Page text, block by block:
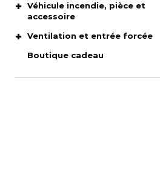
Véhicule incendie, pièce et
accessoire
Ventilation et entrée forcée
Boutique cadeau